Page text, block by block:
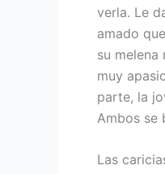
verla. Le
amado
su
muy
parte, la
Ambos se
Las